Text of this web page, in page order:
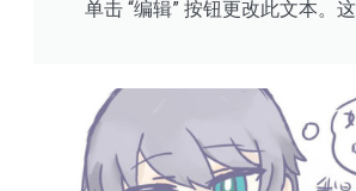
单击 “编辑” 按钮更改此文本。